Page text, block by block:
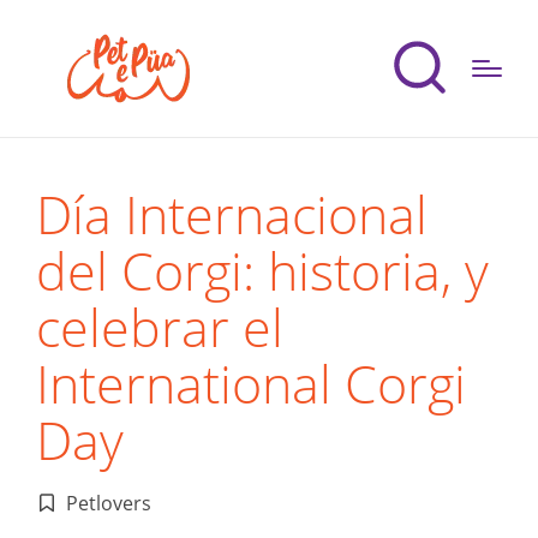
Día Internacional
del Corgi: historia, y
celebrar el
International Corgi
Day
Publicado
Petlovers